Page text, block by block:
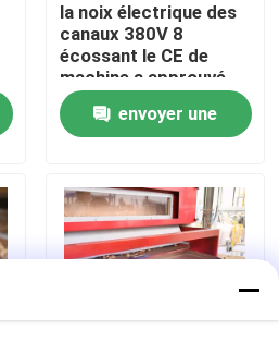
la noix électrique des
canaux 380V 8
écossant le CE de
machine a approuvé
des 1-2 tonnes
capablesenvoyer une